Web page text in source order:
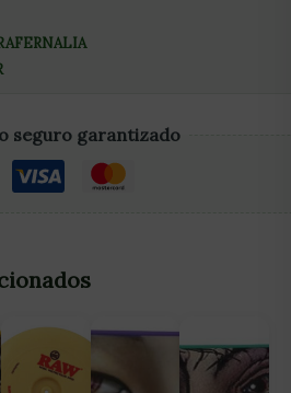
seguro garantizado